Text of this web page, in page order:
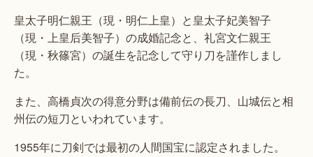
皇太子明仁親王（現・明仁上皇）と皇太子妃美智子
（現・上皇后美智子）の成婚記念と、礼宮文仁親王
（現・秋篠宮）の誕生を記念して守り刀を謹作しまし
た。
また、高橋貞次の得意分野は備前伝の長刀、山城伝と相
州伝の短刀といわれています。
1955年に刀剣では最初の人間国宝に認定されました。